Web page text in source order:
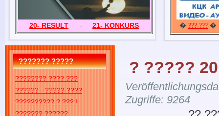
20- RESULT - 21- KONKURS � ??? ??? �
??????? ?????
???????? ???? ???
?????? - ????? ????
?????????? ? ??? !
??????? ??????
? ?????
Zugriffe: 9264